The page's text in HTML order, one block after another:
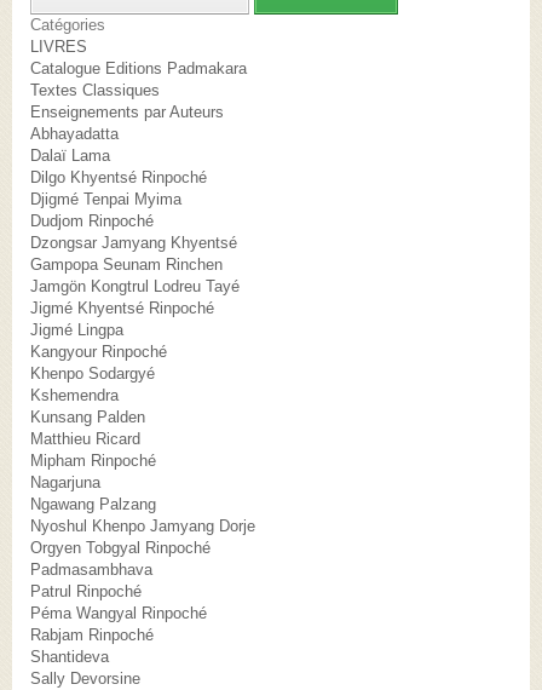
Catégories
LIVRES
Catalogue Editions Padmakara
Textes Classiques
Enseignements par Auteurs
Abhayadatta
Dalaï Lama
Dilgo Khyentsé Rinpoché
Djigmé Tenpai Myima
Dudjom Rinpoché
Dzongsar Jamyang Khyentsé
Gampopa Seunam Rinchen
Jamgön Kongtrul Lodreu Tayé
Jigmé Khyentsé Rinpoché
Jigmé Lingpa
Kangyour Rinpoché
Khenpo Sodargyé
Kshemendra
Kunsang Palden
Matthieu Ricard
Mipham Rinpoché
Nagarjuna
Ngawang Palzang
Nyoshul Khenpo Jamyang Dorje
Orgyen Tobgyal Rinpoché
Padmasambhava
Patrul Rinpoché
Péma Wangyal Rinpoché
Rabjam Rinpoché
Shantideva
Sally Devorsine